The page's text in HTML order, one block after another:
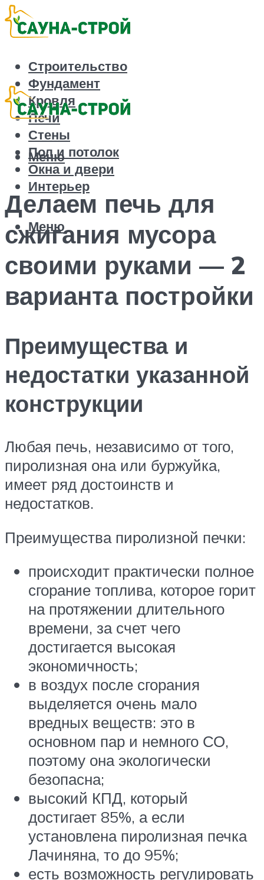
Строительство
Фундамент
Кровля
Печи
Стены
Пол и потолок
Окна и двери
Интерьер
Меню
Меню
Делаем печь для
сжигания мусора
своими руками — 2
варианта постройки
Преимущества и
недостатки указанной
конструкции
Любая печь, независимо от того,
пиролизная она или буржуйка,
имеет ряд достоинств и
недостатков.
Преимущества пиролизной печки:
происходит практически полное
сгорание топлива, которое горит
на протяжении длительного
времени, за счет чего
достигается высокая
экономичность;
в воздух после сгорания
выделяется очень мало
вредных веществ: это в
основном пар и немного СО,
поэтому она экологически
безопасна;
высокий КПД, который
достигает 85%, а если
установлена пиролизная печка
Лачиняна, то до 95%;
есть возможность регулировать